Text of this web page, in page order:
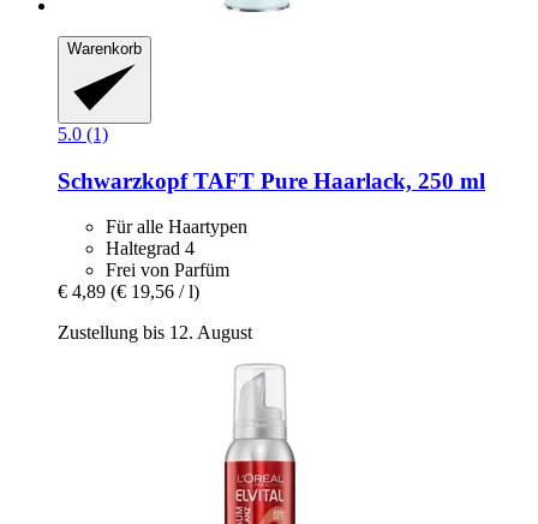
Warenkorb
5.0 (1)
SchwarzkopfTAFT Pure Haarlack, 250 ml
Für alle Haartypen
Haltegrad 4
Frei von Parfüm
€ 4,89 (€ 19,56 / l)
Zustellung bis 12. August